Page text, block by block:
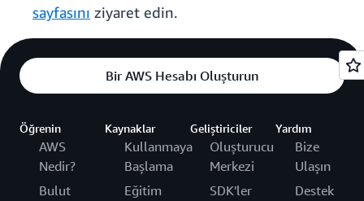
sayfasını ziyaret edin.
Bir AWS Hesabı Oluşturun
Öğrenin
AWS
Nedir?
Bulut
Kaynaklar
Kullanmaya
Başlama
Eğitim
Geliştiriciler
Oluşturucu
Merkezi
SDK'ler
Yardım
Bize
Ulaşın
Destek